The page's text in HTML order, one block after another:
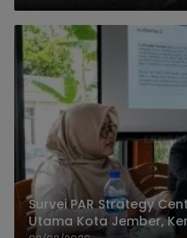
Survei PAR Strategy
Utama Kota Jember,